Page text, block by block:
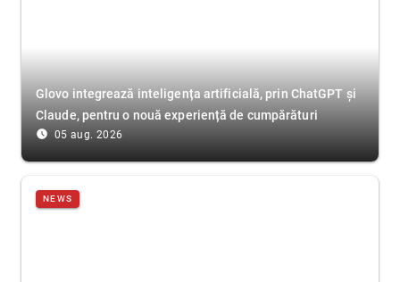
Glovo integrează inteligența artificială, prin ChatGPT și
Claude, pentru o nouă experiență de cumpărături
access_time_filled 05 aug. 2026
NEWS